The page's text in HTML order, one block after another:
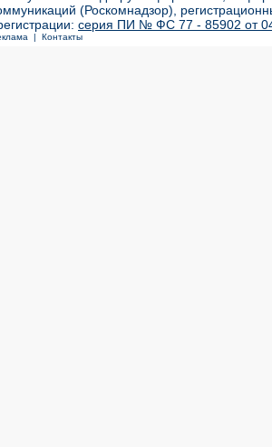
(Роскомнадзор),
серия ПИ № ФС 77 - 85902 от 04
| Контакты